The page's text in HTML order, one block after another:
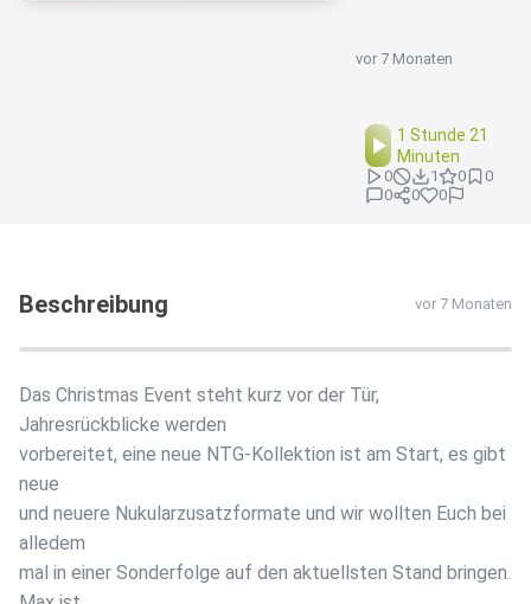
vor 7 Monaten
1 Stunde 21
Minuten
0 1 0
0
0
0 0
Beschreibung vor 7 Monaten
Das Christmas Event steht kurz vor der Tür,
Jahresrückblicke werden
vorbereitet, eine neue NTG-Kollektion ist am Start, es gibt
neue
und neuere Nukularzusatzformate und wir wollten Euch bei
alledem
mal in einer Sonderfolge auf den aktuellsten Stand bringen.